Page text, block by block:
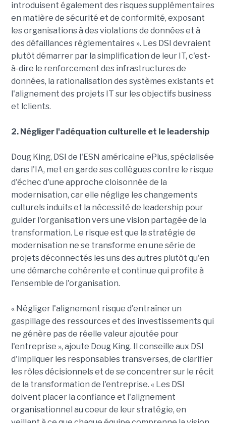
introduisent également des risques supplémentaires
en matière de sécurité et de conformité, exposant
les organisations à des violations de données et à
des défaillances réglementaires ». Les DSI devraient
plutôt démarrer par la simplification de leur IT, c'est-
à-dire le renforcement des infrastructures de
données, la rationalisation des systèmes existants et
l'alignement des projets IT sur les objectifs business
et lclients.
2. Négliger l'adéquation culturelle et le leadership
Doug King, DSI de l'ESN américaine ePlus, spécialisée
dans l'IA, met en garde ses collègues contre le risque
d'échec d'une approche cloisonnée de la
modernisation, car elle néglige les changements
culturels induits et la nécessité de leadership pour
guider l'organisation vers une vision partagée de la
transformation. Le risque est que la stratégie de
modernisation ne se transforme en une série de
projets déconnectés les uns des autres plutôt qu'en
une démarche cohérente et continue qui profite à
l'ensemble de l'organisation.
« Négliger l'alignement risque d'entraîner un
gaspillage des ressources et des investissements qui
ne génère pas de réelle valeur ajoutée pour
l'entreprise », ajoute Doug King. Il conseille aux DSI
d'impliquer les responsables transverses, de clarifier
les rôles décisionnels et de se concentrer sur le récit
de la transformation de l'entreprise. « Les DSI
doivent placer la confiance et l'alignement
organisationnel au coeur de leur stratégie, en